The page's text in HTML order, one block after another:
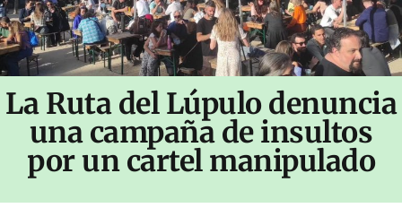
La Ruta del Lúpulo denuncia
una campaña de insultos
por un cartel manipulado